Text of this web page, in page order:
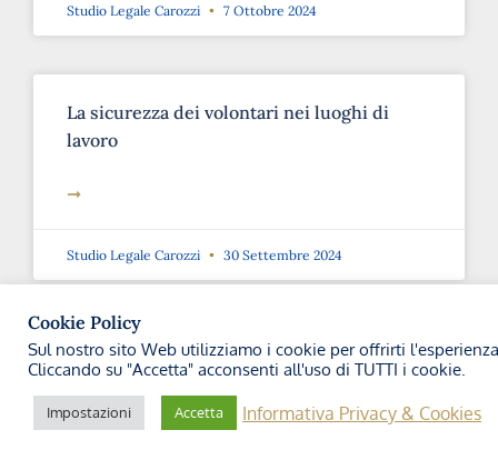
Studio Legale Carozzi 7 Ottobre 2024
La sicurezza dei volontari nei luoghi di
lavoro
➞
Studio Legale Carozzi 30 Settembre 2024
Introduzione della “Patente a Crediti”
➞
Cookie Policy
Sul nostro sito Web utilizziamo i cookie per offrirti
Cliccando su "Accetta" acconsenti all'uso di TUTTI i cookie.
Impostazioni Accetta Informativa Privacy & Cookies